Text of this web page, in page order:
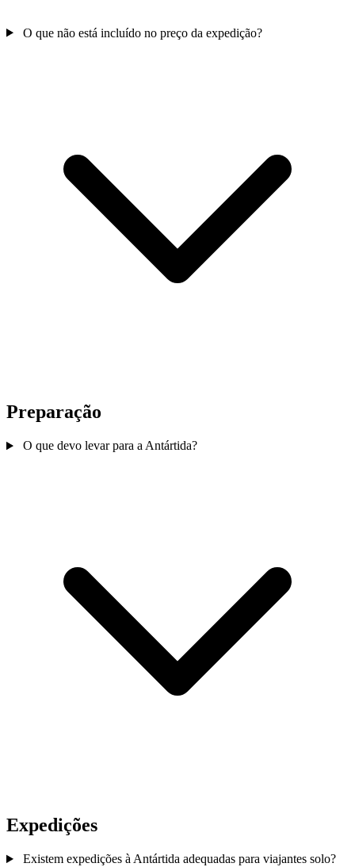
O que não está incluído no preço da expedição?
Preparação
O que devo levar para a Antártida?
Expedições
Existem expedições à Antártida adequadas para viajantes solo?